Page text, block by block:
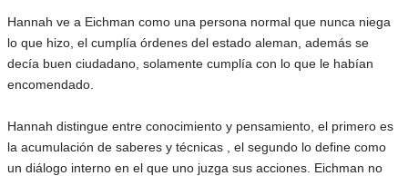
Hannah ve a Eichman como una persona normal que nunca niega
lo que hizo, el cumplía órdenes del estado aleman, además se
decía buen ciudadano, solamente cumplía con lo que le habían
encomendado.
Hannah distingue entre conocimiento y pensamiento, el primero es
la acumulación de saberes y técnicas , el segundo lo define como
un diálogo interno en el que uno juzga sus acciones. Eichman no